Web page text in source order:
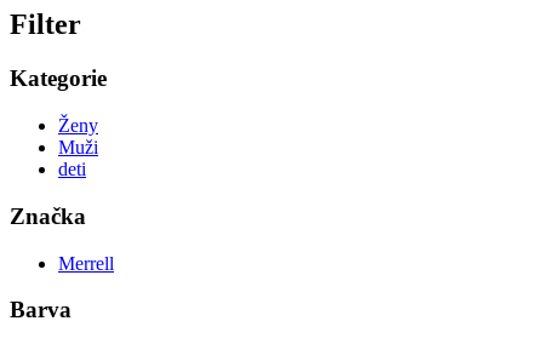
Filter
Kategorie
Ženy
Muži
deti
Značka
Merrell
Barva